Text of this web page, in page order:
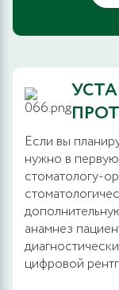
Если вы
нужно в
стоматологу-
анамнез
цифровой